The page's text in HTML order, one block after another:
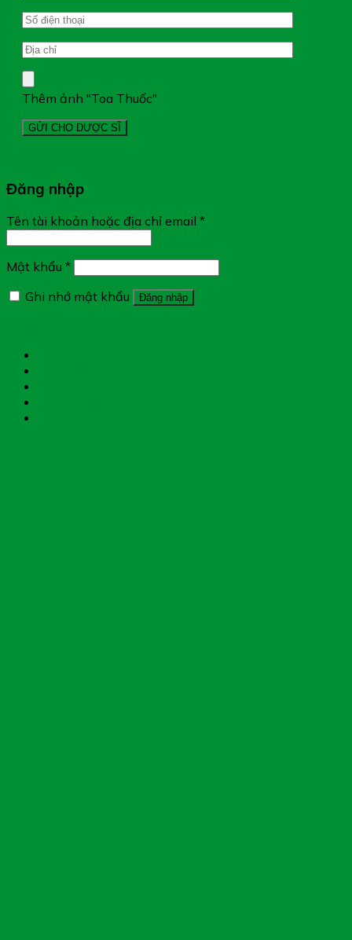
Thêm ảnh "Toa Thuốc"
Đăng nhập
Tên tài khoản hoặc địa chỉ email *
Mật khẩu *
Ghi nhớ mật khẩu
Đăng nhập